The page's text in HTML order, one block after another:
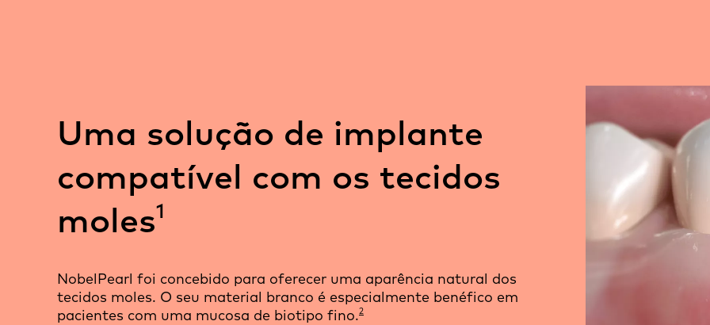
Uma solução de implante
compatível com os tecidos
moles1
NobelPearl foi concebido para oferecer uma aparência natural dos
tecidos moles. O seu material branco é especialmente benéfico em
pacientes com uma mucosa de biotipo fino.2